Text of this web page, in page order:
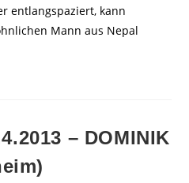
entlangspaziert, kann
Mann aus Nepal
– DOMINIK